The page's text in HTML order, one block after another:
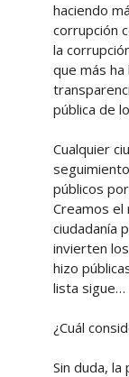
haciendo
corrupción
la
que más
pública de
Cualquier
públicos
Creamos el
ciudadanía
invierten
hizo
lista sigue…
¿Cuál
Sin duda, la